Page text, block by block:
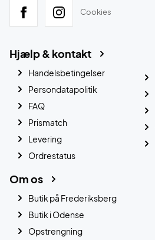
Cookies
Hjælp & kontakt
Handelsbetingelser
Persondatapolitik
FAQ
Prismatch
Levering
Ordrestatus
Om os
Butik på Frederiksberg
Butik i Odense
Opstrengning